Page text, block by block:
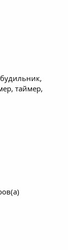
таймер,